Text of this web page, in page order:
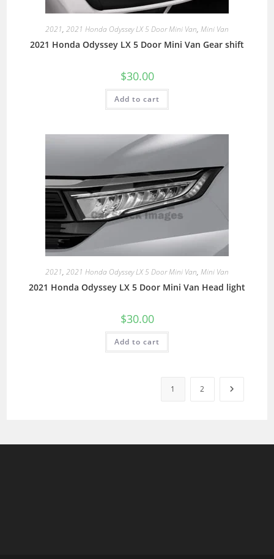
2021, 2021 Honda Odyssey LX 5 Door Mini Van, Mini Van
2021 Honda Odyssey LX 5 Door Mini Van Gear shift
$30.00
Add to cart
2021, 2021 Honda Odyssey LX 5 Door Mini Van, Mini Van
2021 Honda Odyssey LX 5 Door Mini Van Head light
$30.00
Add to cart
1 2